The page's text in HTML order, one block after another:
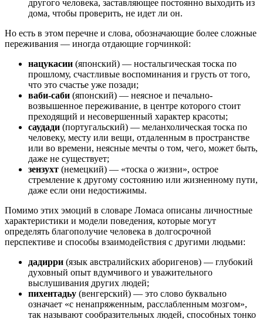
другого человека, заставляющее постоянно выходить из
дома, чтобы проверить, не идет ли он.
Но есть в этом перечне и слова, обозначающие более сложные
переживания — иногда отдающие горчинкой:
нацукасии (японский) — ностальгическая тоска по
прошлому, счастливые воспоминания и грусть от того,
что это счастье уже позади;
ваби-саби (японский) — неясное и печально-
возвышенное переживание, в центре которого стоит
преходящий и несовершенный характер красоты;
саудади (португальский) — меланхолическая тоска по
человеку, месту или вещи, отдаленным в пространстве
или во времени, неясные мечты о том, чего, может быть,
даже не существует;
зензухт (немецкий) — «тоска о жизни», острое
стремление к другому состоянию или жизненному пути,
даже если они недостижимы.
Помимо этих эмоций в словаре Ломаса описаны личностные
характеристики и модели поведения, которые могут
определять благополучие человека в долгосрочной
перспективе и способы взаимодействия с другими людьми:
дадирри (язык австралийских аборигенов) — глубокий
духовный опыт вдумчивого и уважительного
выслушивания других людей;
пихентадьу (венгерский) — это слово буквально
означает «с ненапряженным, расслабленным мозгом»,
так называют сообразительных людей, способных тонко